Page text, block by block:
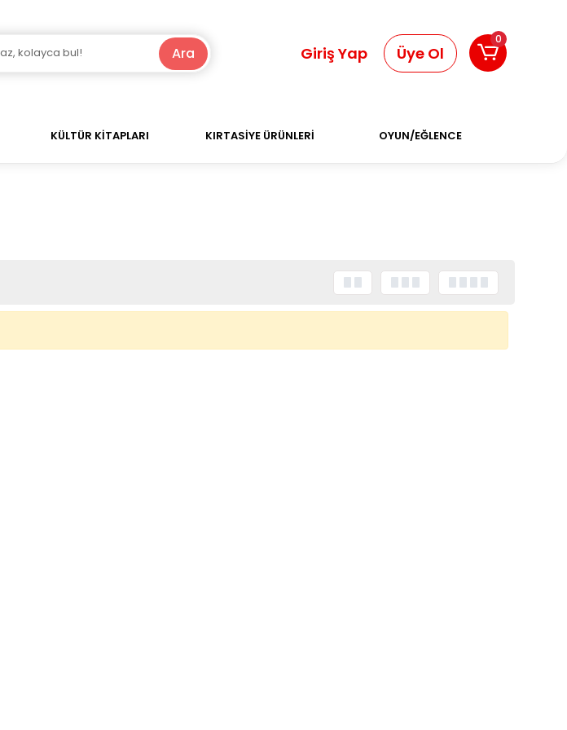
Ara Giriş Yap Üye Ol
0
KÜLTÜR KİTAPLARI KIRTASİYE ÜRÜNLERİ OYUN/EĞLENCE